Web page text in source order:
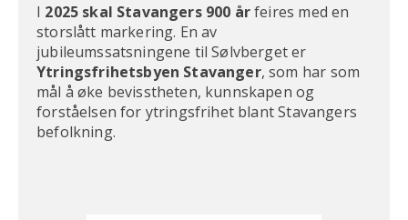
I 2025 skal Stavangers 900 årfeires med en
storslått markering. En av
jubileumssatsningene til Sølvberget er
Ytringsfrihetsbyen Stavanger, som har som
mål å øke bevisstheten, kunnskapen og
forståelsen for ytringsfrihet blant Stavangers
befolkning.